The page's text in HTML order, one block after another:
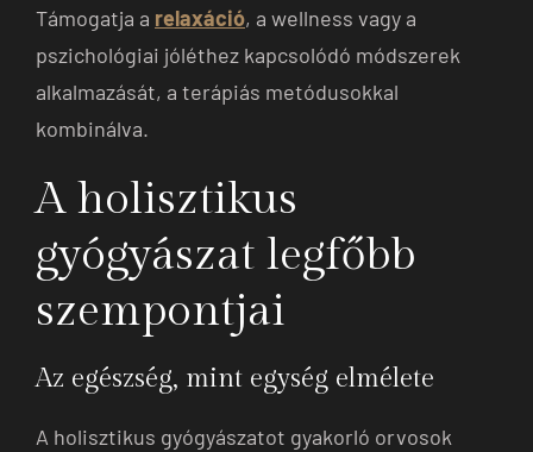
Támogatja a relaxáció, a wellness vagy a
pszichológiai jóléthez kapcsolódó módszerek
alkalmazását, a terápiás metódusokkal
kombinálva.
A holisztikus
gyógyászat legfőbb
szempontjai
Az egészség, mint egység elmélete
A holisztikus gyógyászatot gyakorló orvosok